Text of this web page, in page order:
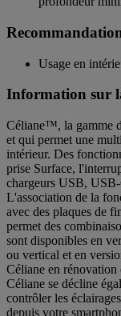
Usage en
Information sur
Céliane™, la gamme
et qui permet une
intérieur. Des
prise Surface,
chargeurs USB,
L'association de la
avec des plaques de
permet des
sont disponibles en
ou vertical et en
Céliane en rénovation
Céliane se décline
contrôler les
depuis votre